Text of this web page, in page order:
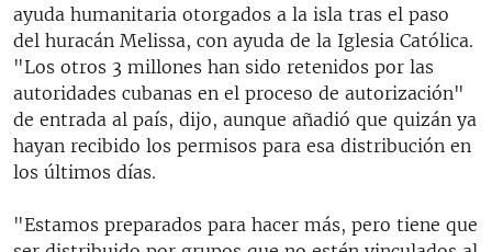
ayuda humanitaria otorgados a la isla tras el paso
del huracán Melissa, con ayuda de la Iglesia Católica.
"Los otros 3 millones han sido retenidos por las
autoridades cubanas en el proceso de autorización"
de entrada al país, dijo, aunque añadió que quizán ya
hayan recibido los permisos para esa distribución en
los últimos días.
"Estamos preparados para hacer más, pero tiene que